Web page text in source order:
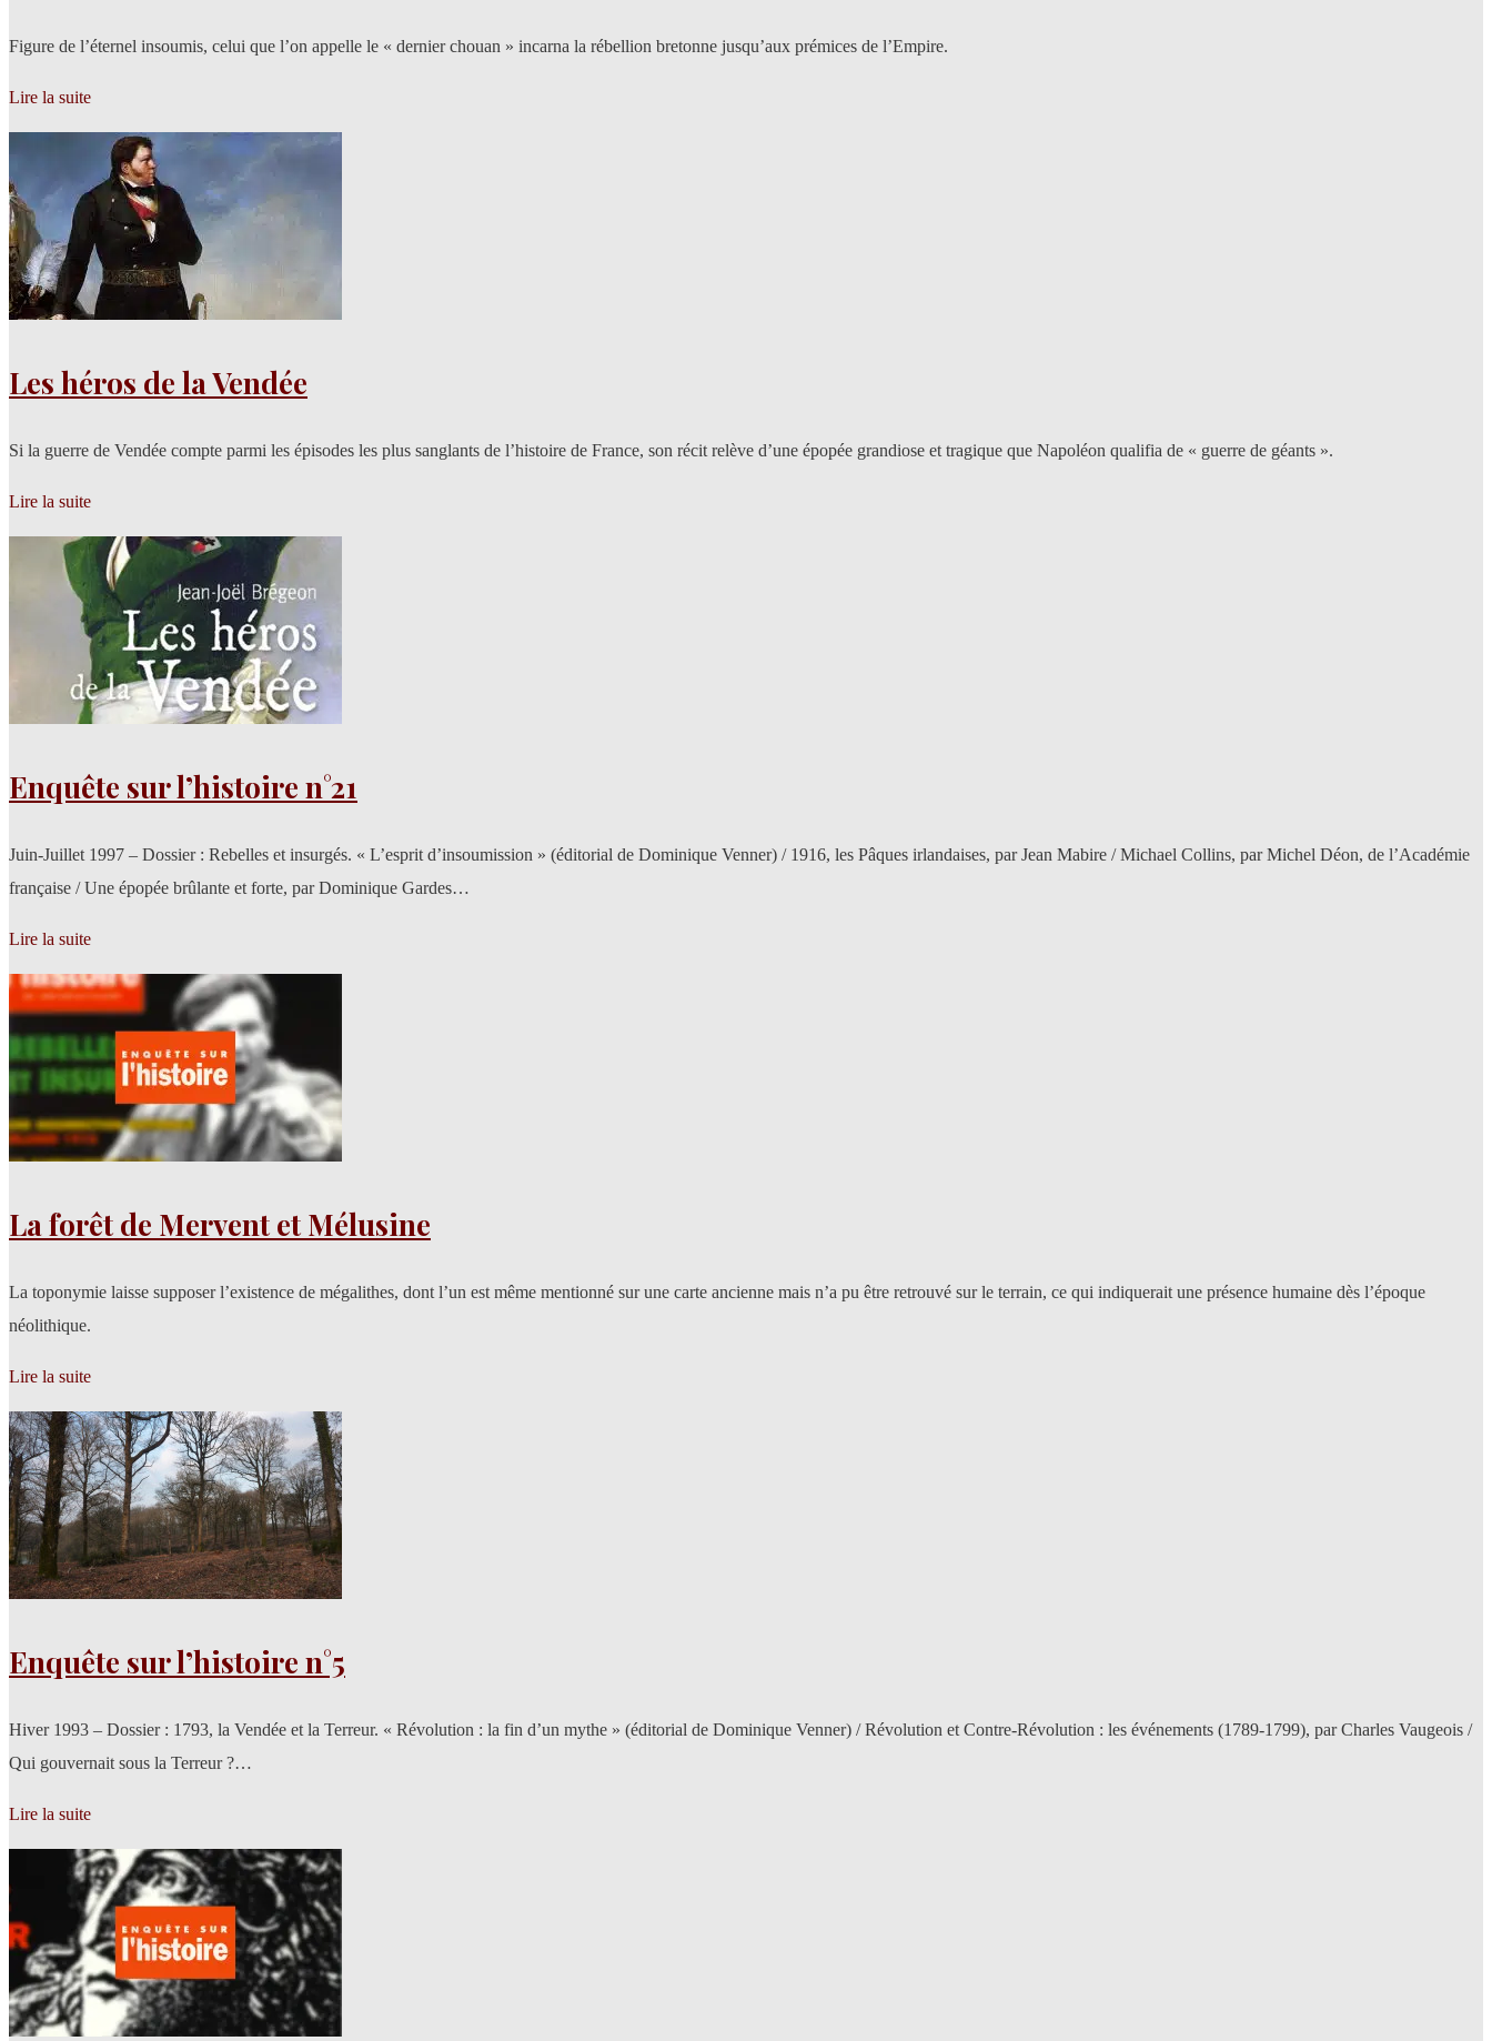
Figure de l’éternel insoumis, celui que l’on appelle le « dernier chouan » incarna la rébellion bretonne jusqu’aux prémices de l’Empire.
Lire la suite
Les héros de la Vendée
Si la guerre de Vendée compte parmi les épisodes les plus sanglants de l’histoire de France, son récit relève d’une épopée grandiose et tragique que Napoléon qualifia de « guerre de géants ».
Lire la suite
Enquête sur l’histoire n°21
Juin-Juillet 1997 – Dossier : Rebelles et insurgés. « L’esprit d’insoumission » (éditorial de Dominique Venner) / 1916, les Pâques irlandaises, par Jean Mabire / Michael Collins, par Michel Déon, de l’Académie
française / Une épopée brûlante et forte, par Dominique Gardes…
Lire la suite
La forêt de Mervent et Mélusine
La toponymie laisse supposer l’existence de mégalithes, dont l’un est même mentionné sur une carte ancienne mais n’a pu être retrouvé sur le terrain, ce qui indiquerait une présence humaine dès l’époque
néolithique.
Lire la suite
Enquête sur l’histoire n°5
Hiver 1993 – Dossier : 1793, la Vendée et la Terreur. « Révolution : la fin d’un mythe » (éditorial de Dominique Venner) / Révolution et Contre-Révolution : les événements (1789-1799), par Charles Vaugeois /
Qui gouvernait sous la Terreur ?…
Lire la suite